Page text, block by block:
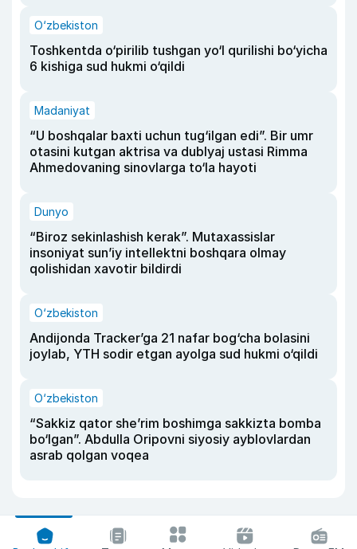
O‘zbekiston
Toshkentda o‘pirilib tushgan yo‘l qurilishi bo‘yicha
6 kishiga sud hukmi o‘qildi
Madaniyat
“U boshqalar baxti uchun tug‘ilgan edi”. Bir umr
otasini kutgan aktrisa va dublyaj ustasi Rimma
Ahmedovaning sinovlarga to‘la hayoti
Dunyo
“Biroz sekinlashish kerak”. Mutaxassislar
insoniyat sun’iy intellektni boshqara olmay
qolishidan xavotir bildirdi
O‘zbekiston
Andijonda Tracker’ga 21 nafar bog‘cha bolasini
joylab, YTH sodir etgan ayolga sud hukmi o‘qildi
O‘zbekiston
“Sakkiz qator she’rim boshimga sakkizta bomba
bo‘lgan”. Abdulla Oripovni siyosiy ayblovlardan
asrab qolgan voqea